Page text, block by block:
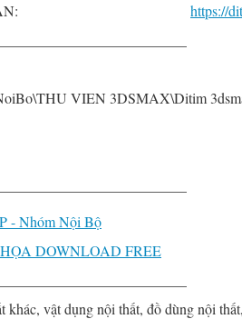
https://
VIEN 3DSMAX\Ditim
- Nhóm Nội Bộ
DOWNLOAD FREE
khác, vật dụng nội thất, đồ dùng nội